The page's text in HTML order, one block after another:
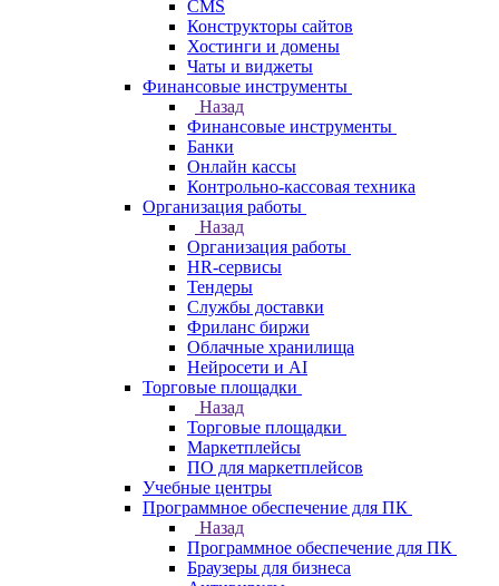
CMS
Конструкторы сайтов
Хостинги и домены
Чаты и виджеты
Финансовые инструменты
Назад
Финансовые инструменты
Банки
Онлайн кассы
Контрольно-кассовая техника
Организация работы
Назад
Организация работы
HR-сервисы
Тендеры
Службы доставки
Фриланс биржи
Облачные хранилища
Нейросети и AI
Торговые площадки
Назад
Торговые площадки
Маркетплейсы
ПО для маркетплейсов
Учебные центры
Программное обеспечение для ПК
Назад
Программное обеспечение для ПК
Браузеры для бизнеса